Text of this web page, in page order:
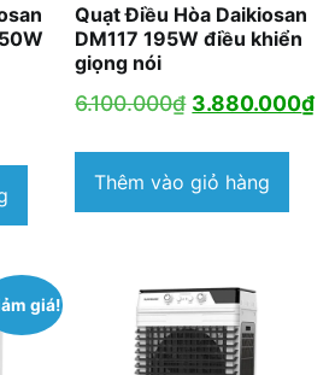
Quạt Điều Hòa Daikiosan
DM117 195W điều khiển
giọng nói
6.100.000₫ Giá
là:
6.100.000₫.
3.880.000₫
Thêm vào giỏ hàng
giá!